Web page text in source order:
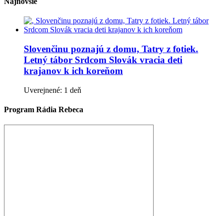
Slovenčinu poznajú z domu, Tatry z fotiek.
Letný tábor Srdcom Slovák vracia deti
krajanov k ich koreňom
Uverejnené: 1 deň
Program Rádia Rebeca